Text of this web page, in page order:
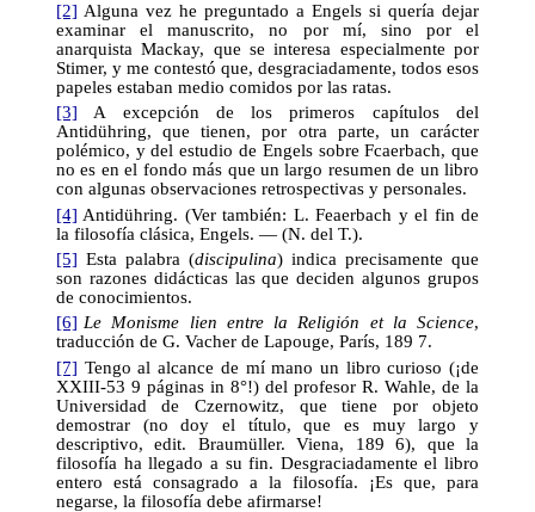
[2] Alguna vez he preguntado a Engels si quería dejar
examinar el manuscrito, no por mí, sino por el
anarquista Mackay, que se interesa especialmente por
Stimer, y me contestó que, desgraciadamente, todos esos
papeles estaban medio comidos por las ratas.
[3] A excepción de los primeros capítulos del
Antidühring, que tienen, por otra parte, un carácter
polémico, y del estudio de Engels sobre Fcaerbach, que
no es en el fondo más que un largo resumen de un libro
con algunas observaciones retrospectivas y personales.
[4] Antidühring. (Ver también: L. Feaerbach y el fin de
la filosofía clásica, Engels. — (N. del T.).
[5] Esta palabra (discipulina) indica precisamente que
son razones didácticas las que deciden algunos grupos
de conocimientos.
[6] Le Monisme lien entre la Religión et la Science,
traducción de G. Vacher de Lapouge, París, 189 7.
[7] Tengo al alcance de mí mano un libro curioso (¡de
XXIII-53 9 páginas in 8°!) del profesor R. Wahle, de la
Universidad de Czernowitz, que tiene por objeto
demostrar (no doy el título, que es muy largo y
descriptivo, edit. Braumüller. Viena, 189 6), que la
filosofía ha llegado a su fin. Desgraciadamente el libro
entero está consagrado a la filosofía. ¡Es que, para
negarse, la filosofía debe afirmarse!